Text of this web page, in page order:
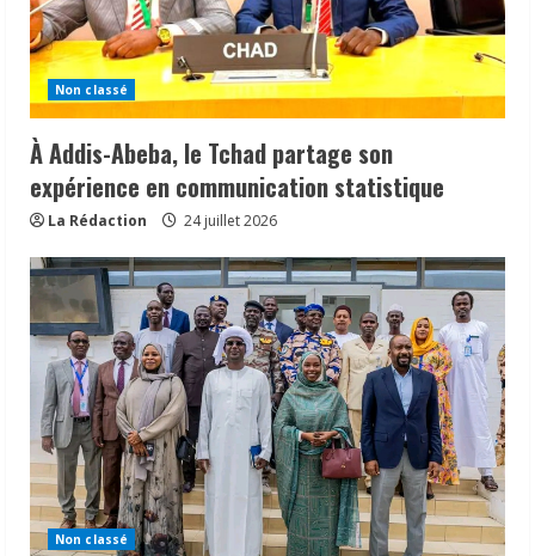
Non classé
À Addis-Abeba, le Tchad partage son
expérience en communication statistique
La Rédaction 24 juillet 2026
Non classé